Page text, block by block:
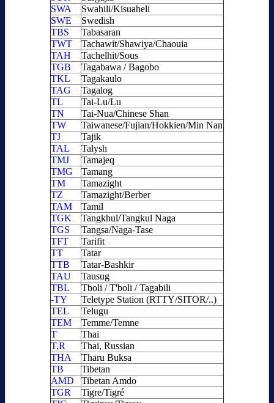
SWA
Swahili/Kisuaheli
SWE
Swedish
TBS
Tabasaran
TWT
Tachawit/Shawiya/Chaouia
TAH
Tachelhit/Sous
TGB
Tagabawa / Bagobo
TKL
Tagakaulo
TAG
Tagalog
TL
Tai-Lu/Lu
TN
Tai-Nua/Chinese Shan
TW
Taiwanese/Fujian/Hokkien/Min Nan
TJ
Tajik
TAL
Talysh
TMJ
Tamajeq
TMG
Tamang
TM
Tamazight
TZ
Tamazight/Berber
TAM
Tamil
TGK
Tangkhul/Tangkul Naga
TGS
Tangsa/Naga-Tase
TFT
Tarifit
TT
Tatar
TTB
Tatar-Bashkir
TAU
Tausug
TBL
Tboli / T'boli / Tagabili
-TY
Teletype Station (RTTY/SITOR/..)
TEL
Telugu
TEM
Temme/Temne
T
Thai
T,R
Thai, Russian
THA
Tharu Buksa
TB
Tibetan
AMD
Tibetan Amdo
TGR
Tigre/Tigré